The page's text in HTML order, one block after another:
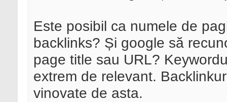
Este posibil ca numele de
backlinks? Și google să
page title sau URL?
extrem de relevant.
vinovate de asta.